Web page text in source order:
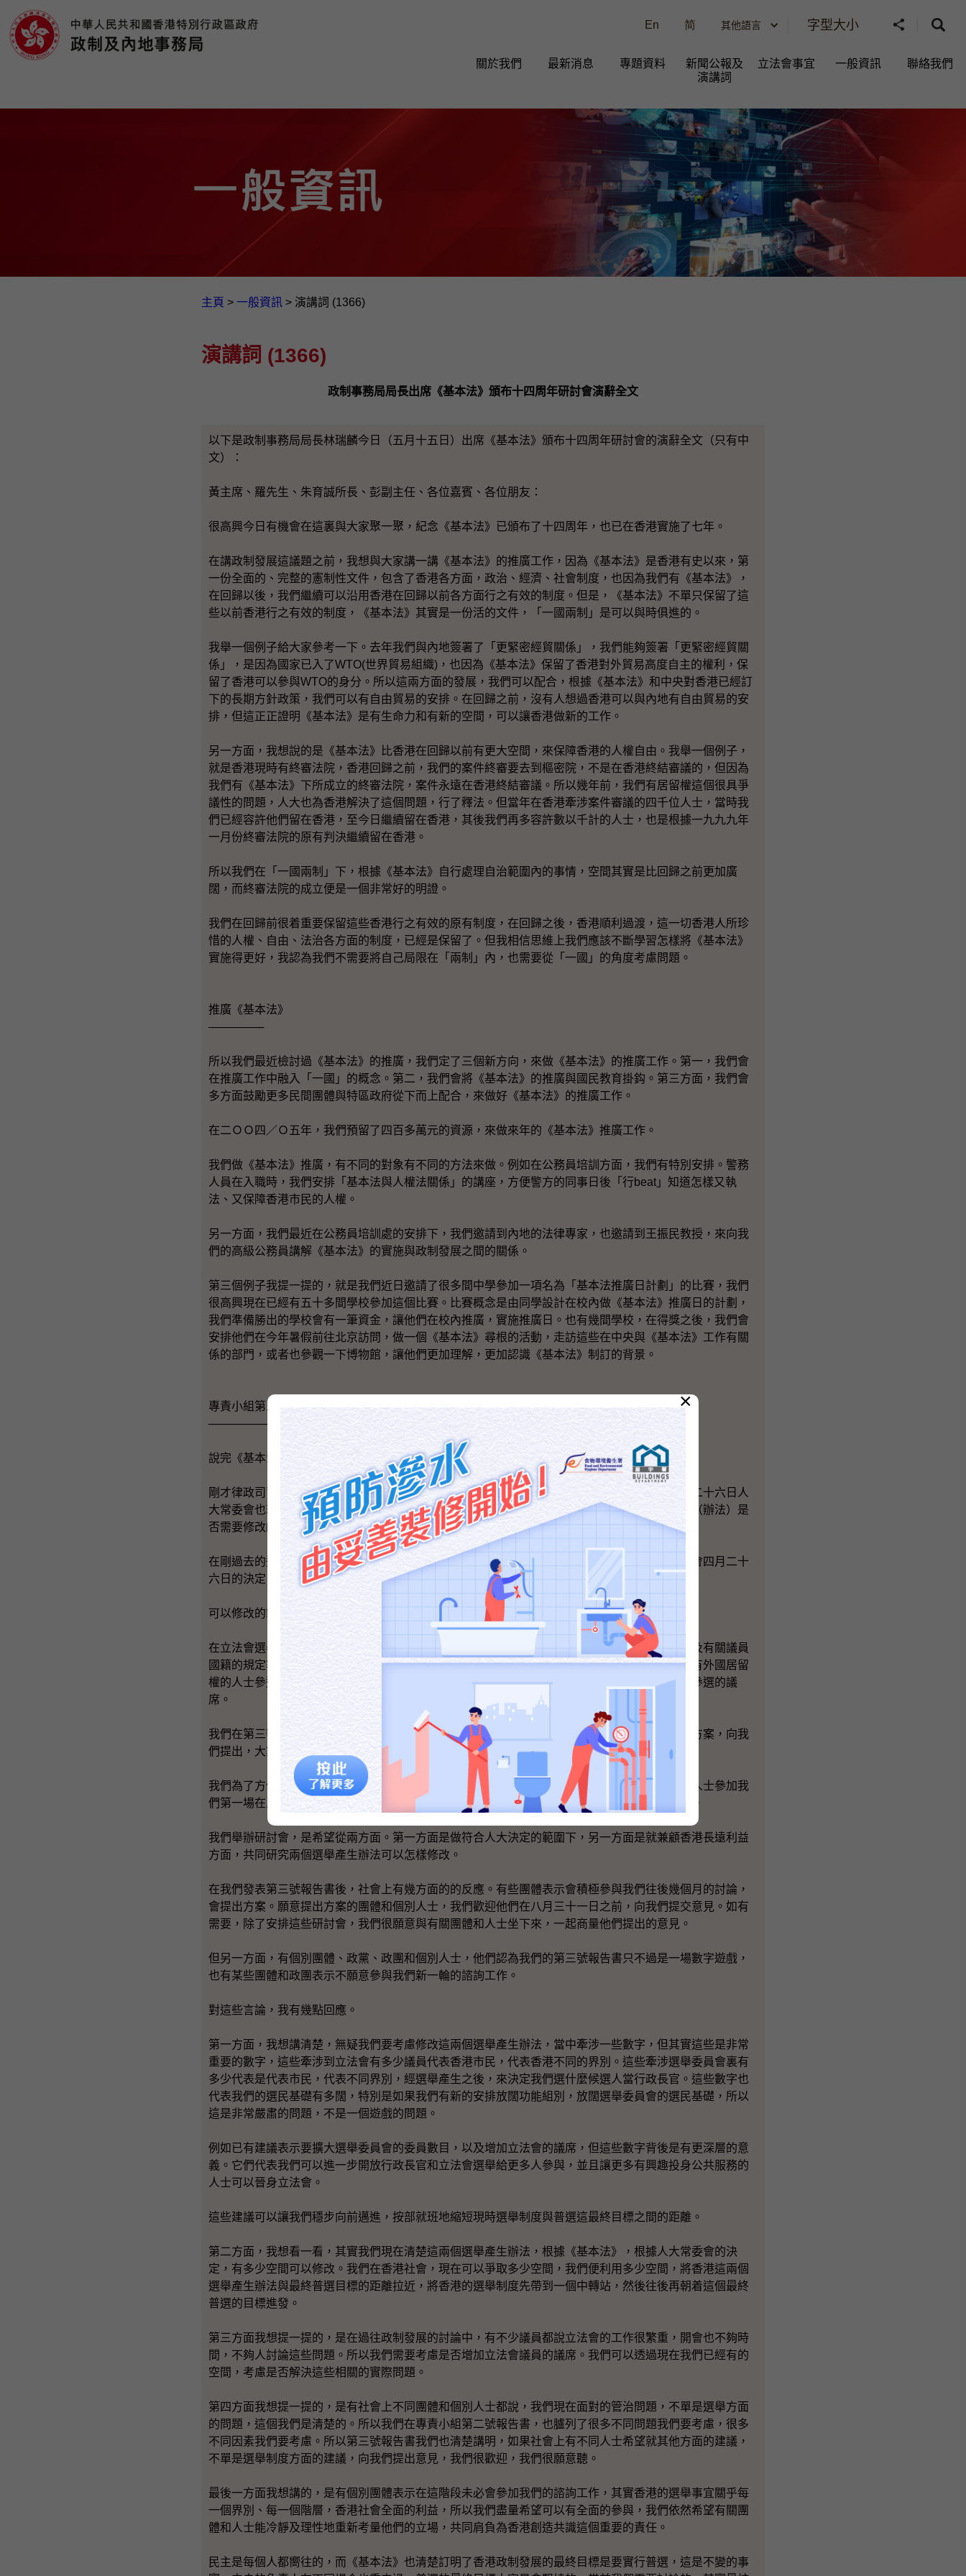
En 简 其他語言 字型大小
關於我們 最新消息 專題資料
新聞公報及
演講詞
立法會事宜 一般資訊​ 聯絡我們
主頁 > 一般資訊​ > 演講詞 (1366)
演講詞 (1366)
政制事務局局長出席《基本法》頒布十四周年研討會演辭全文
以下是政制事務局局長林瑞麟今日（五月十五日）出席《基本法》頒布十四周年研討會的演辭全文（只有中
文）：
黃主席、羅先生、朱育誠所長、彭副主任、各位嘉賓、各位朋友：
很高興今日有機會在這裏與大家聚一聚，紀念《基本法》已頒布了十四周年，也已在香港實施了七年。
在講政制發展這議題之前，我想與大家講一講《基本法》的推廣工作，因為《基本法》是香港有史以來，第
一份全面的、完整的憲制性文件，包含了香港各方面，政治、經濟、社會制度，也因為我們有《基本法》，
在回歸以後，我們繼續可以沿用香港在回歸以前各方面行之有效的制度。但是，《基本法》不單只保留了這
些以前香港行之有效的制度，《基本法》其實是一份活的文件，「一國兩制」是可以與時俱進的。
我舉一個例子給大家參考一下。去年我們與內地簽署了「更緊密經貿關係」，我們能夠簽署「更緊密經貿關
係」，是因為國家已入了WTO(世界貿易組織)，也因為《基本法》保留了香港對外貿易高度自主的權利，保
留了香港可以參與WTO的身分。所以這兩方面的發展，我們可以配合，根據《基本法》和中央對香港已經訂
下的長期方針政策，我們可以有自由貿易的安排。在回歸之前，沒有人想過香港可以與內地有自由貿易的安
排，但這正正證明《基本法》是有生命力和有新的空間，可以讓香港做新的工作。
另一方面，我想說的是《基本法》比香港在回歸以前有更大空間，來保障香港的人權自由。我舉一個例子，
就是香港現時有終審法院，香港回歸之前，我們的案件終審要去到樞密院，不是在香港終結審議的，但因為
我們有《基本法》下所成立的終審法院，案件永遠在香港終結審議。所以幾年前，我們有居留權這個很具爭
議性的問題，人大也為香港解決了這個問題，行了釋法。但當年在香港牽涉案件審議的四千位人士，當時我
們已經容許他們留在香港，至今日繼續留在香港，其後我們再多容許數以千計的人士，也是根據一九九九年
一月份終審法院的原有判決繼續留在香港。
所以我們在「一國兩制」下，根據《基本法》自行處理自治範圍內的事情，空間其實是比回歸之前更加廣
闊，而終審法院的成立便是一個非常好的明證。
我們在回歸前很着重要保留這些香港行之有效的原有制度，在回歸之後，香港順利過渡，這一切香港人所珍
惜的人權、自由、法治各方面的制度，已經是保留了。但我相信思維上我們應該不斷學習怎樣將《基本法》
實施得更好，我認為我們不需要將自己局限在「兩制」內，也需要從「一國」的角度考慮問題。
推廣《基本法》
───────
所以我們最近檢討過《基本法》的推廣，我們定了三個新方向，來做《基本法》的推廣工作。第一，我們會
在推廣工作中融入「一國」的概念。第二，我們會將《基本法》的推廣與國民教育掛鈎。第三方面，我們會
多方面鼓勵更多民間團體與特區政府從下而上配合，來做好《基本法》的推廣工作。
在二ＯＯ四／Ｏ五年，我們預留了四百多萬元的資源，來做來年的《基本法》推廣工作。
我們做《基本法》推廣，有不同的對象有不同的方法來做。例如在公務員培訓方面，我們有特別安排。警務
人員在入職時，我們安排「基本法與人權法關係」的講座，方便警方的同事日後「行beat」知道怎樣又執
法、又保障香港市民的人權。
另一方面，我們最近在公務員培訓處的安排下，我們邀請到內地的法律專家，也邀請到王振民教授，來向我
們的高級公務員講解《基本法》的實施與政制發展之間的關係。
第三個例子我提一提的，就是我們近日邀請了很多間中學參加一項名為「基本法推廣日計劃」的比賽，我們
很高興現在已經有五十多間學校參加這個比賽。比賽概念是由同學設計在校內做《基本法》推廣日的計劃，
我們準備勝出的學校會有一筆資金，讓他們在校內推廣，實施推廣日。也有幾間學校，在得獎之後，我們會
安排他們在今年暑假前往北京訪問，做一個《基本法》尋根的活動，走訪這些在中央與《基本法》工作有關
係的部門，或者也參觀一下博物館，讓他們更加理解，更加認識《基本法》制訂的背景。
專責小組第三號報告
─────────
說完《基本法》推廣的活動，我說政制發展的議題。
剛才律政司司長已經跟大家談及過四月六日人大常委會就《基本法》有關條文做了解釋，在四月二十六日人
大常委會也就行政長官向人大常委會提交關於二ＯＯ七年行政長官選舉和二ＯＯ八年立法會選舉（辦法）是
否需要修改的決定。
在剛過去的這星期，我們專責小組發表了第三號報告書，根據《基本法》的有關規定和人大常委會四月二十
六日的決定，臚列兩個選舉產生辦法，有哪些方面可以修改。
可以修改的範圍包括選舉委員會的人數、選舉委員會的組成、選舉委員會的選民範圍及數目。
在立法會選舉方面，可以考慮修改的地方包括立法會議席數目、功能界別的選民範圍及數目，以及有關議員
國籍的規定等。最後這方面其實是我們提過在《基本法》下，有百分之二十的議席是可以容許擁有外國居留
權的人士參選，如果我們增加立法會議席，我們相應要考慮是否也增加擁有外國居留權人士可以參選的議
席。
我們在第三號報告書，盡量開列全面可以修改的空間，方便市民和社會各界不同的團體構思不同方案，向我
們提出，大家在社會上共同討論。
我們為了方便這個過程可以順利開啟，中央政策組代我們專責小組開始籌備，邀請香港社會各界人士參加我
們第一場在五月二十四日舉辦的研討會。在六月期間，我們也計劃繼續舉辦其他同類型的研討會。
我們舉辦研討會，是希望從兩方面。第一方面是做符合人大決定的範圍下，另一方面是就兼顧香港長遠利益
方面，共同研究兩個選舉產生辦法可以怎樣修改。
在我們發表第三號報告書後，社會上有幾方面的的反應。有些團體表示會積極參與我們往後幾個月的討論，
會提出方案。願意提出方案的團體和個別人士，我們歡迎他們在八月三十一日之前，向我們提交意見。如有
需要，除了安排這些研討會，我們很願意與有關團體和人士坐下來，一起商量他們提出的意見。
但另一方面，有個別團體、政黨、政團和個別人士，他們認為我們的第三號報告書只不過是一場數字遊戲，
也有某些團體和政團表示不願意參與我們新一輪的諮詢工作。
對這些言論，我有幾點回應。
第一方面，我想講清楚，無疑我們要考慮修改這兩個選舉產生辦法，當中牽涉一些數字，但其實這些是非常
重要的數字，這些牽涉到立法會有多少議員代表香港市民，代表香港不同的界別。這些牽涉選舉委員會裏有
多少代表是代表市民，代表不同界別，經選舉產生之後，來決定我們選什麼候選人當行政長官。這些數字也
代表我們的選民基礎有多闊，特別是如果我們有新的安排放闊功能組別，放闊選舉委員會的選民基礎，所以
這是非常嚴肅的問題，不是一個遊戲的問題。
例如已有建議表示要擴大選舉委員會的委員數目，以及增加立法會的議席，但這些數字背後是有更深層的意
義。它們代表我們可以進一步開放行政長官和立法會選舉給更多人參與，並且讓更多有興趣投身公共服務的
人士可以晉身立法會。
這些建議可以讓我們穩步向前邁進，按部就班地縮短現時選舉制度與普選這最終目標之間的距離。
第二方面，我想看一看，其實我們現在清楚這兩個選舉產生辦法，根據《基本法》，根據人大常委會的決
定，有多少空間可以修改。我們在香港社會，現在可以爭取多少空間，我們便利用多少空間，將香港這兩個
選舉產生辦法與最終普選目標的距離拉近，將香港的選舉制度先帶到一個中轉站，然後往後再朝着這個最終
普選的目標進發。
第三方面我想提一提的，是在過往政制發展的討論中，有不少議員都說立法會的工作很繁重，開會也不夠時
間，不夠人討論這些問題。所以我們需要考慮是否增加立法會議員的議席。我們可以透過現在我們已經有的
空間，考慮是否解決這些相關的實際問題。
第四方面我想提一提的，是有社會上不同團體和個別人士都說，我們現在面對的管治問題，不單是選舉方面
的問題，這個我們是清楚的。所以我們在專責小組第二號報告書，也臚列了很多不同問題我們要考慮，很多
不同因素我們要考慮。所以第三號報告書我們也清楚講明，如果社會上有不同人士希望就其他方面的建議，
不單是選舉制度方面的建議，向我們提出意見，我們很歡迎，我們很願意聽。
最後一方面我想講的，是有個別團體表示在這階段未必會參加我們的諮詢工作，其實香港的選舉事宜關乎每
一個界別、每一個階層，香港社會全面的利益，所以我們盡量希望可以有全面的參與，我們依然希望有關團
體和人士能冷靜及理性地重新考量他們的立場，共同肩負為香港創造共識這個重要的責任。
民主是每個人都嚮往的，而《基本法》也清楚訂明了香港政制發展的最終目標是要實行普選，這是不變的事
×